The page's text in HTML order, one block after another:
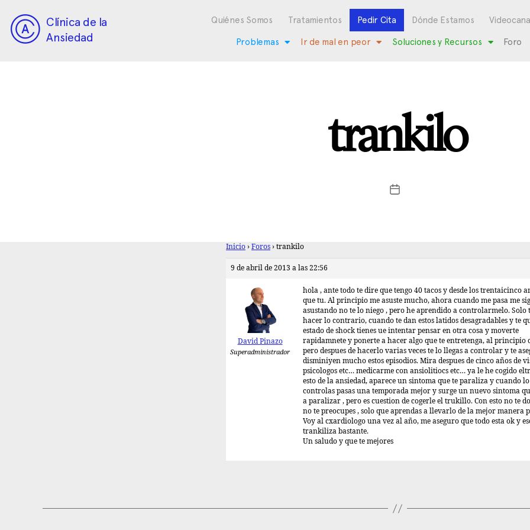
Clínica de la
Ansiedad
Quiénes Somos Tratamientos Pedir Cita Dónde Estamos
Problemas Ir de mal en peor Soluciones y Recursos Foro
trankilo
Inicio › Foros › trankilo
9 de abril de 2013 a las 22:56
David Pinazo
Superadministrador
hola , ante todo te dire que tengo 40 tacos y desde los trentaicinco
que tu. Al principio me asuste mucho, ahora cuando me pasa me
asustando no te lo niego , pero he aprendido a controlarmelo. Solo
hacer lo contrario, cuando te dan estos latidos desagradables y te
estado de shock tienes ue intentar pensar en otra cosa y moverte
rapidamnete y ponerte a hacer algo que te entretenga, al principio
pero despues de hacerlo varias veces te lo llegas a controlar y te
disminiyen mucho estos episodios. Mira despues de cinco años de
psicologos etc… medicarme con ansiolitiocs etc… ya le he cogido
esto de la ansiedad, aparece un sintoma que te paraliza y cuando lo
controlas pasas una temporada mejor y surge un nuevo sintoma
a paralizar , pero es cuestion de cogerle el trukillo. Con esto no te
no te preocupes , solo que aprendas a llevarlo de la mejor manera
Voy al cxardiologo una vez al año, me aseguro que todo esta ok y
trankiliza bastante.
Un saludo y que te mejores